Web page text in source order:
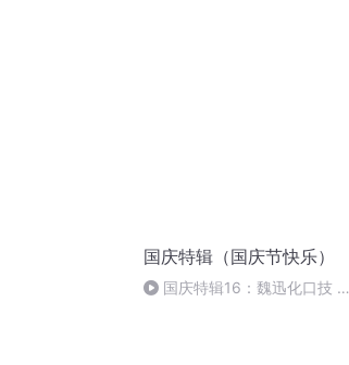
国庆特辑（国庆节快乐）
国庆特辑16：魏迅化口技 二